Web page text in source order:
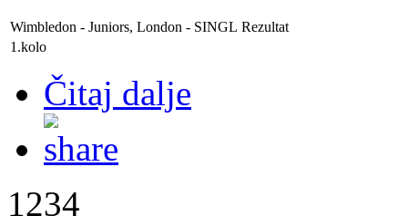
Wimbledon - Juniors, London - SINGL Rezultat
1.kolo
Čitaj dalje
1234